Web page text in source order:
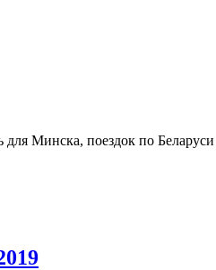
для Минска, поездок по